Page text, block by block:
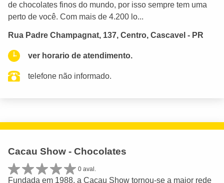
de chocolates finos do mundo, por isso sempre tem uma
perto de você. Com mais de 4.200 lo...
Rua Padre Champagnat, 137, Centro, Cascavel - PR
ver horario de atendimento.
telefone não informado.
Cacau Show - Chocolates
0 aval.
Fundada em 1988, a Cacau Show tornou-se a maior rede